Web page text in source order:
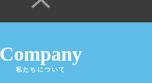
Company
私たちについて